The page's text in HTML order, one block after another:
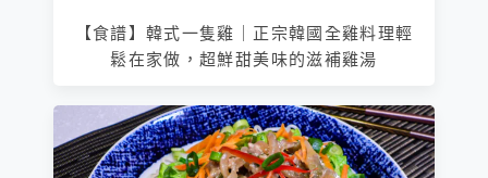
【食譜】韓式一隻雞｜正宗韓國全雞料理輕
鬆在家做，超鮮甜美味的滋補雞湯